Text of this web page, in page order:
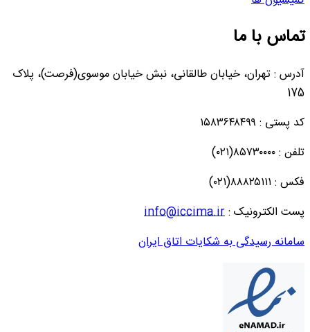
تماس با ما
آدرس : تهران، خیابان طالقانی، نبش خیابان موسوی(فرصت)، پلاک
175
کد پستی : ۱۵۸۳۶۴۸۴۹۹
تلفن : ۸۵۷۳۰۰۰۰(۰۲۱)
فکس : ۸۸۸۲۵۱۱۱(۰۲۱)
پست الکترونیک :info@iccima.ir
سامانه رسیدگی به شکایات اتاق ایران